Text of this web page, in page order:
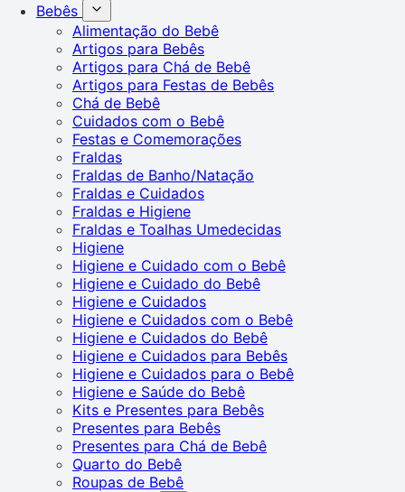
Bebês
Alimentação do Bebê
Artigos para Bebês
Artigos para Chá de Bebê
Artigos para Festas de Bebês
Chá de Bebê
Cuidados com o Bebê
Festas e Comemorações
Fraldas
Fraldas de Banho/Natação
Fraldas e Cuidados
Fraldas e Higiene
Fraldas e Toalhas Umedecidas
Higiene
Higiene e Cuidado com o Bebê
Higiene e Cuidado do Bebê
Higiene e Cuidados
Higiene e Cuidados com o Bebê
Higiene e Cuidados do Bebê
Higiene e Cuidados para Bebês
Higiene e Cuidados para o Bebê
Higiene e Saúde do Bebê
Kits e Presentes para Bebês
Presentes para Bebês
Presentes para Chá de Bebê
Quarto do Bebê
Roupas de Bebê